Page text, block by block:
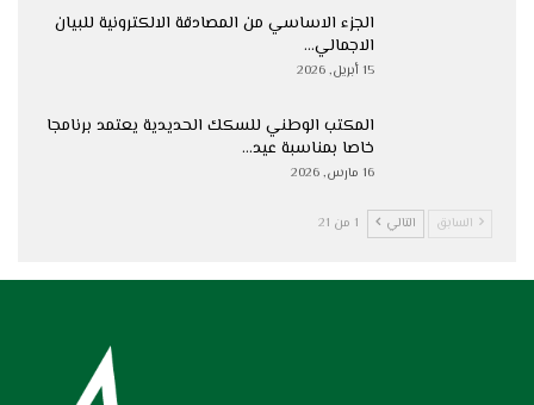
الجزء الاساسي من المصادقة الالكترونية للبيان
الاجمالي…
15 أبريل, 2026
المكتب الوطني للسكك الحديدية يعتمد برنامجا
خاصا بمناسبة عيد…
16 مارس, 2026
السابق التالي 1 من 21